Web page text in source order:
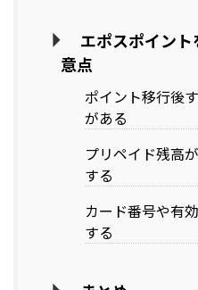
エポスポイン
意点
ポイント移行後
がある
プリペイド残高
する
カード番号や有
する